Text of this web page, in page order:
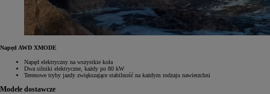
Napęd AWD XMODE
Napęd elektryczny na wszystkie koła
Dwa silniki elektryczne, każdy po 80 kW
Terenowe tryby jazdy zwiększające stabilność na każdym rodzaju nawierzchni
Modele dostawcze